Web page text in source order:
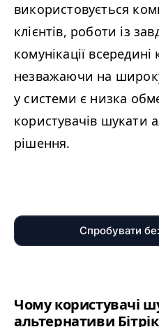
використовується
клієнтів, роботи із
комунікації
незважаючи на
у системи є низка
користувачів шукати
рішення.
Спробувати
Чому користувачі
альтернативи